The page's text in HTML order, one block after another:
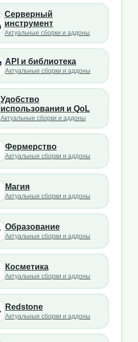
Серверный
инструмент
Актуальные сборки и аддоны
API и библиотека
Актуальные сборки и аддоны
Удобство
использования и QoL
Актуальные сборки и аддоны
Фермерство
Актуальные сборки и аддоны
Магия
Актуальные сборки и аддоны
Образование
Актуальные сборки и аддоны
Косметика
Актуальные сборки и аддоны
Redstone
Актуальные сборки и аддоны